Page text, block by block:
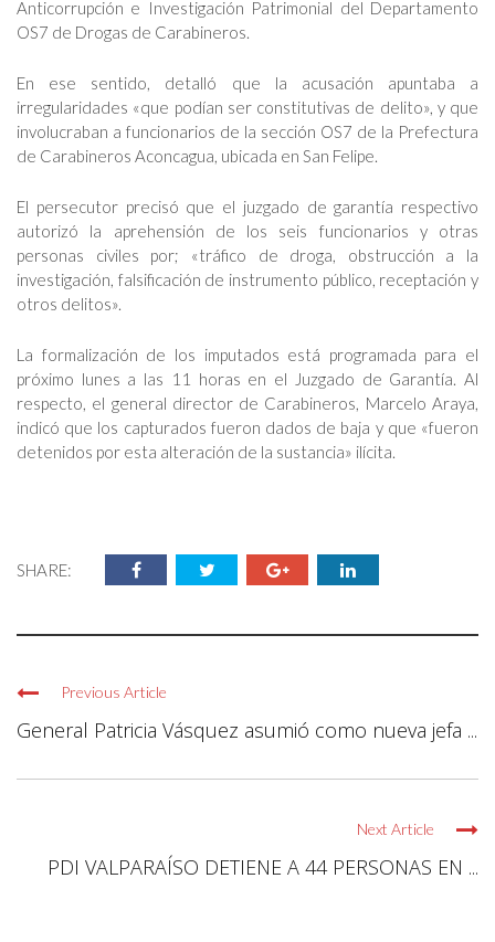
Anticorrupción e Investigación Patrimonial del Departamento
OS7 de Drogas de Carabineros.
En ese sentido, detalló que la acusación apuntaba a
irregularidades «que podían ser constitutivas de delito», y que
involucraban a funcionarios de la sección OS7 de la Prefectura
de Carabineros Aconcagua, ubicada en San Felipe.
El persecutor precisó que el juzgado de garantía respectivo
autorizó la aprehensión de los seis funcionarios y otras
personas civiles por; «tráfico de droga, obstrucción a la
investigación, falsificación de instrumento público, receptación y
otros delitos».
La formalización de los imputados está programada para el
próximo lunes a las 11 horas en el Juzgado de Garantía. Al
respecto, el general director de Carabineros, Marcelo Araya,
indicó que los capturados fueron dados de baja y que «fueron
detenidos por esta alteración de la sustancia» ilícita.
SHARE:
Previous Article
General Patricia Vásquez asumió como nueva jefa ...
Next Article
PDI VALPARAÍSO DETIENE A 44 PERSONAS EN ...